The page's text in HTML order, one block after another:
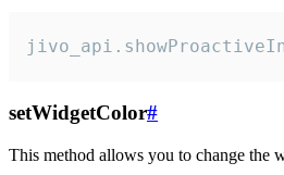
setWidgetColor#
This method allows you to change the